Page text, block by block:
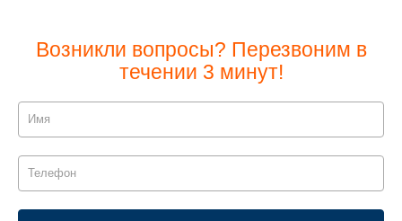
Возникли вопросы? Перезвоним в
течении 3 минут!